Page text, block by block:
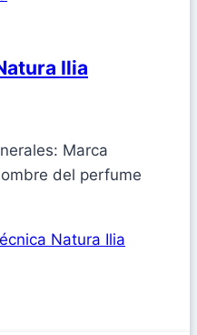
Ilia
Marca
del perfume
Natura Ilia